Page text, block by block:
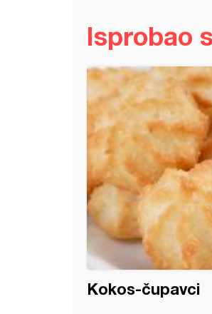
Isprobao
Kokos-čupavci
sa Menaž čokoladom